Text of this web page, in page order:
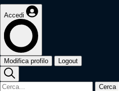
Accedi
Modifica profilo Logout
Cerca